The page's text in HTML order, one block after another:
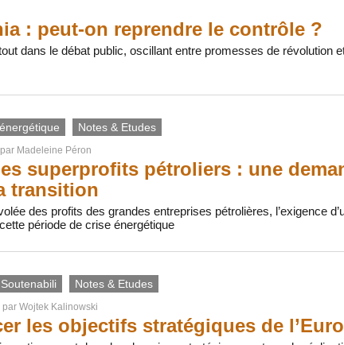
: peut-on reprendre le contrôle ?
dans le débat public, oscillant entre promesses de révolution
Notes & Etudes
Madeleine Péron
superprofits pétroliers : une
transition
des profits des grandes entreprises pétrolières, l’exigence
période de crise énergétique
Notes & Etudes
par Wojtek Kalinowski
les objectifs stratégiques de